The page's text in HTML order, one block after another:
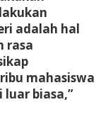
adalah hal
rasa
mahasiswa
luar biasa,”